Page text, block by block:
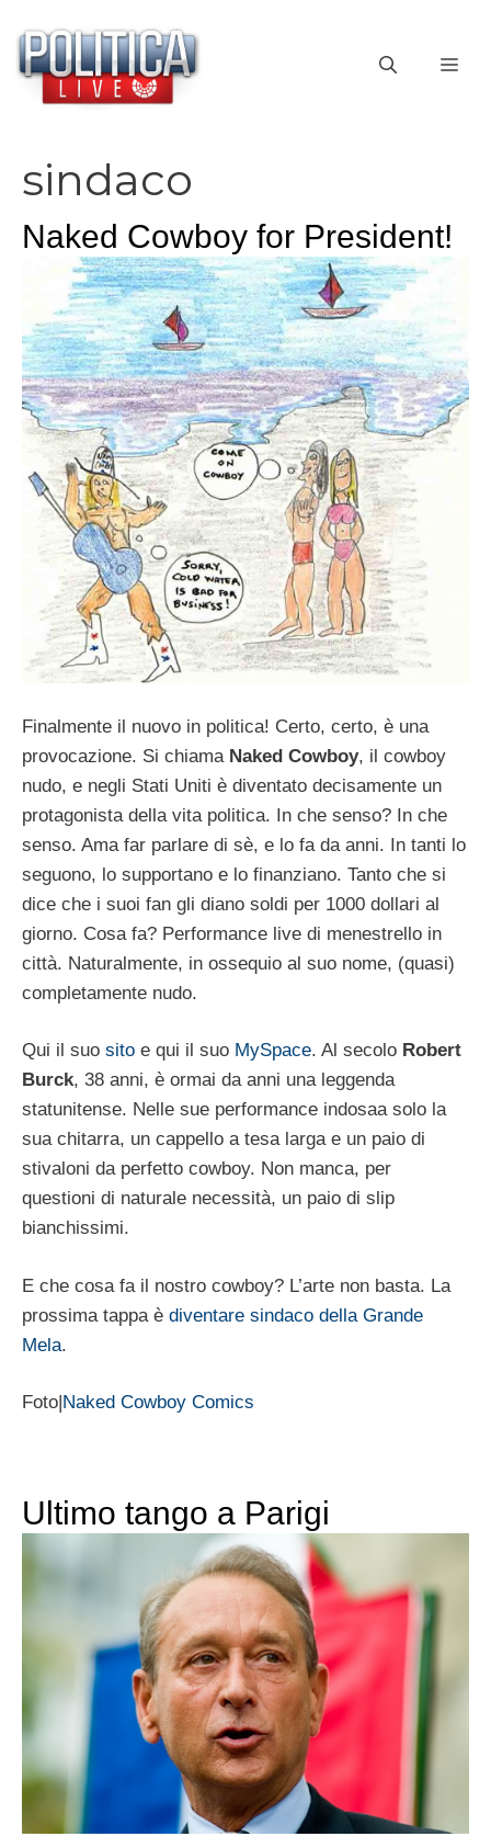
contenuto
sindaco
Naked Cowboy for President!
Finalmente il nuovo in politica! Certo, certo, è una
provocazione. Si chiama Naked Cowboy, il cowboy
nudo, e negli Stati Uniti è diventato decisamente un
protagonista della vita politica. In che senso? In che
senso. Ama far parlare di sè, e lo fa da anni. In tanti lo
seguono, lo supportano e lo finanziano. Tanto che si
dice che i suoi fan gli diano soldi per 1000 dollari al
giorno. Cosa fa? Performance live di menestrello in
città. Naturalmente, in ossequio al suo nome, (quasi)
completamente nudo.
Qui il suo sito e qui il suo MySpace. Al secolo Robert
Burck, 38 anni, è ormai da anni una leggenda
statunitense. Nelle sue performance indosaa solo la
sua chitarra, un cappello a tesa larga e un paio di
stivaloni da perfetto cowboy. Non manca, per
questioni di naturale necessità, un paio di slip
bianchissimi.
E che cosa fa il nostro cowboy? L’arte non basta. La
prossima tappa è diventare sindaco della Grande
Mela.
Foto| Naked Cowboy Comics
Ultimo tango a Parigi